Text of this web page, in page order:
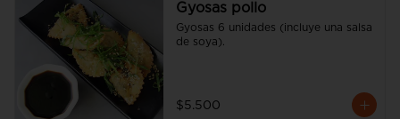
Gyosas pollo
Gyosas 6 unidades (incluye una salsa
de soya).
$5.500